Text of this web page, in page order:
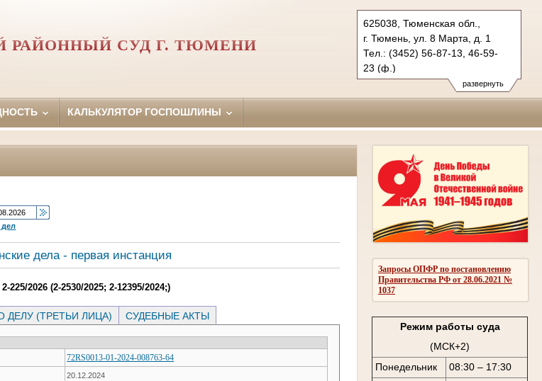
развернуть
625038, Тюменская обл.,
г. Тюмень, ул. 8 Марта, д. 1
Тел.: (3452) 56-87-13, 46-59-
23 (ф.)
centralny.tum@sudrf.ru
РАЙОННЫЙ СУД Г. ТЮМЕНИ
КАЛЬКУЛЯТОР ГОСПОШЛИНЫ
Запросы ОПФР по постановлению
Правительства РФ от 28.06.2021 №
1037
Режим работы суда
(МСК+2)
Понедельник
08:30 – 17:30
дел
дела - первая инстанция
2026 (2-2530/2025; 2-12395/2024;)
ДЕЛУ (ТРЕТЬИ ЛИЦА) СУДЕБНЫЕ АКТЫ
72RS0013-01-2024-008763-64
20.12.2024